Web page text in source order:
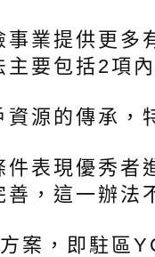
業提供更多
要包括2項
源的傳承，
件表現優秀者
，這一辦法
案，即駐區